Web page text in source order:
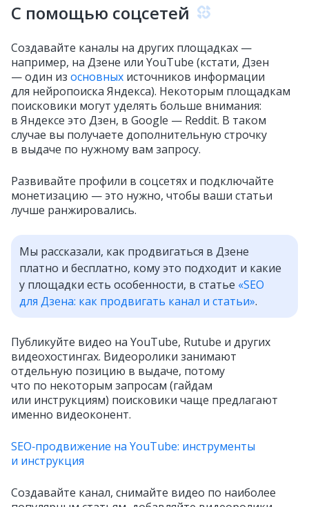
С помощью соцсетей
Создавайте каналы на других площадках —
например, на Дзене или YouTube (кстати, Дзен
— один из основных источников информации
для нейропоиска Яндекса). Некоторым площадкам
поисковики могут уделять больше внимания:
в Яндексе это Дзен, в Google — Reddit. В таком
случае вы получаете дополнительную строчку
в выдаче по нужному вам запросу.
Развивайте профили в соцсетях и подключайте
монетизацию — это нужно, чтобы ваши статьи
лучше ранжировались.
Мы рассказали, как продвигаться в Дзене
платно и бесплатно, кому это подходит и какие
у площадки есть особенности, в статье «SEO
для Дзена: как продвигать канал и статьи».
Публикуйте видео на YouTube, Rutube и других
видеохостингах. Видеоролики занимают
отдельную позицию в выдаче, потому
что по некоторым запросам (гайдам
или инструкциям) поисковики чаще предлагают
именно видеоконент.
SEO‑продвижение на YouTube: инструменты
и инструкция
Создавайте канал, снимайте видео по наиболее